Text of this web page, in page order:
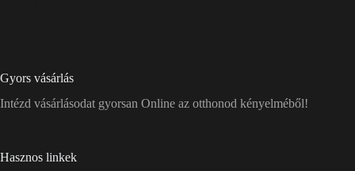
Gyors vásárlás
Intézd vásárlásodat gyorsan Online az otthonod kényelméből!
Hasznos linkek